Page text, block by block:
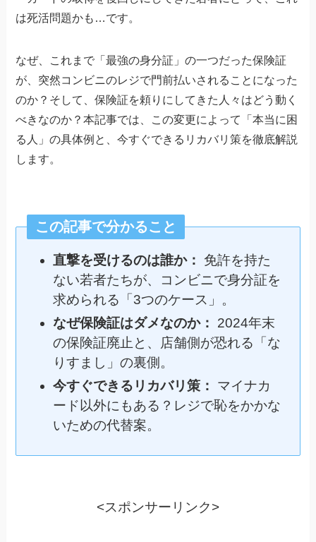
は死活問題かも…です。
なぜ、これまで「最強の身分証」の一つだった保険証
が、突然コンビニのレジで門前払いされることになった
のか？そして、保険証を頼りにしてきた人々はどう動く
べきなのか？本記事では、この変更によって「本当に困
る人」の具体例と、今すぐできるリカバリ策を徹底解説
します。
この記事で分かること
直撃を受けるのは誰か：
免許を持た
ない若者たちが、コンビニで身分証を
求められる「3つのケース」。
なぜ保険証はダメなのか：
2024年末
の保険証廃止と、店舗側が恐れる「な
りすまし」の裏側。
今すぐできるリカバリ策：
マイナカ
ード以外にもある？レジで恥をかかな
いための代替案。
<スポンサーリンク>